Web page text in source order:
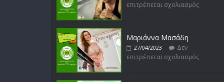
επιτρέπεται σχολιασμός
Μαριάννα Μασάδη
27/04/2023
Δεν
επιτρέπεται σχολιασμός